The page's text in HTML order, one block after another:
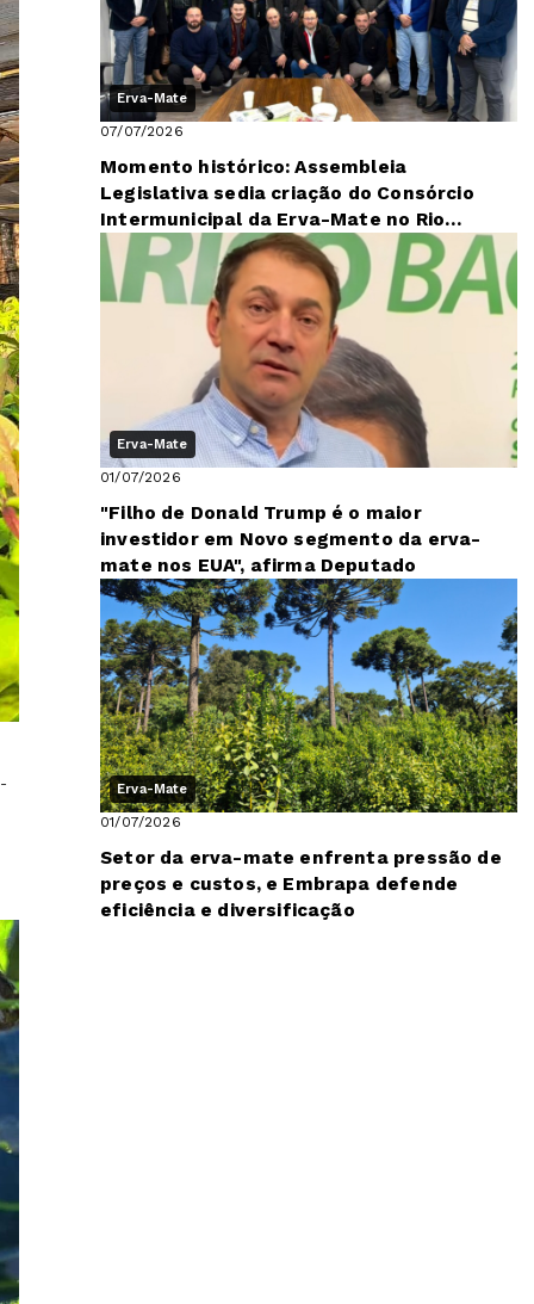
Erva-Mate
07/07/2026
Momento histórico: Assembleia
Legislativa sedia criação do Consórcio
Intermunicipal da Erva-Mate no Rio
Grande do Sul
Erva-Mate
01/07/2026
"Filho de Donald Trump é o maior
investidor em Novo segmento da erva-
mate nos EUA", afirma Deputado
Erva-Mate
01/07/2026
Setor da erva-mate enfrenta pressão de
preços e custos, e Embrapa defende
eficiência e diversificação